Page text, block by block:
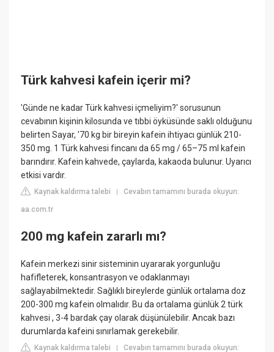
Türk kahvesi kafein içerir mi?
'Günde ne kadar Türk kahvesi içmeliyim?' sorusunun
cevabının kişinin kilosunda ve tıbbi öyküsünde saklı olduğunu
belirten Sayar, '70 kg bir bireyin kafein ihtiyacı günlük 210-
350 mg. 1 Türk kahvesi fincanı da 65 mg / 65–75 ml kafein
barındırır. Kafein kahvede, çaylarda, kakaoda bulunur. Uyarıcı
etkisi vardır.
Kaynak kaldırma talebi |Cevabın tamamını burada okuyun:
aa.com.tr
200 mg kafein zararlı mı?
Kafein merkezi sinir sisteminin uyararak yorgunluğu
hafifleterek, konsantrasyon ve odaklanmayı
sağlayabilmektedir. Sağlıklı bireylerde günlük ortalama doz
200-300 mg kafein olmalıdır. Bu da ortalama günlük 2 türk
kahvesi , 3-4 bardak çay olarak düşünülebilir. Ancak bazı
durumlarda kafeini sınırlamak gerekebilir.
Kaynak kaldırma talebi |Cevabın tamamını burada okuyun: